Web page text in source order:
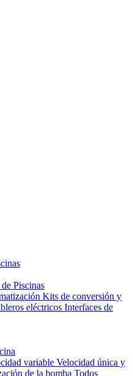
Piscinas
Kits de conversión y
eléctricos Interfaces de
variable Velocidad única y
de la bomba Todos